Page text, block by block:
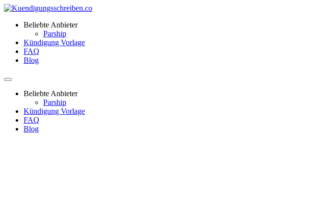
Beliebte Anbieter
Parship
Kündigung Vorlage
FAQ
Blog
Beliebte Anbieter
Parship
Kündigung Vorlage
FAQ
Blog